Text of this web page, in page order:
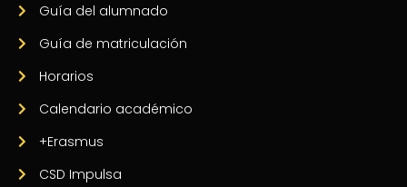
Guía del alumnado
Guía de matriculación
Horarios
Calendario académico
+Erasmus
CSD Impulsa